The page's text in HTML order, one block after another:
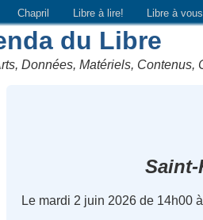
Chapril Libre à lire! Libre à
du Libre
Données, Matériels, Contenus,
Saint-
Le mardi 2 juin 2026 de 14h00